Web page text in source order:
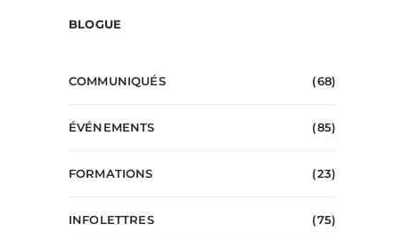
BLOGUE
COMMUNIQUÉS (68)
ÉVÉNEMENTS (85)
FORMATIONS (23)
INFOLETTRES (75)